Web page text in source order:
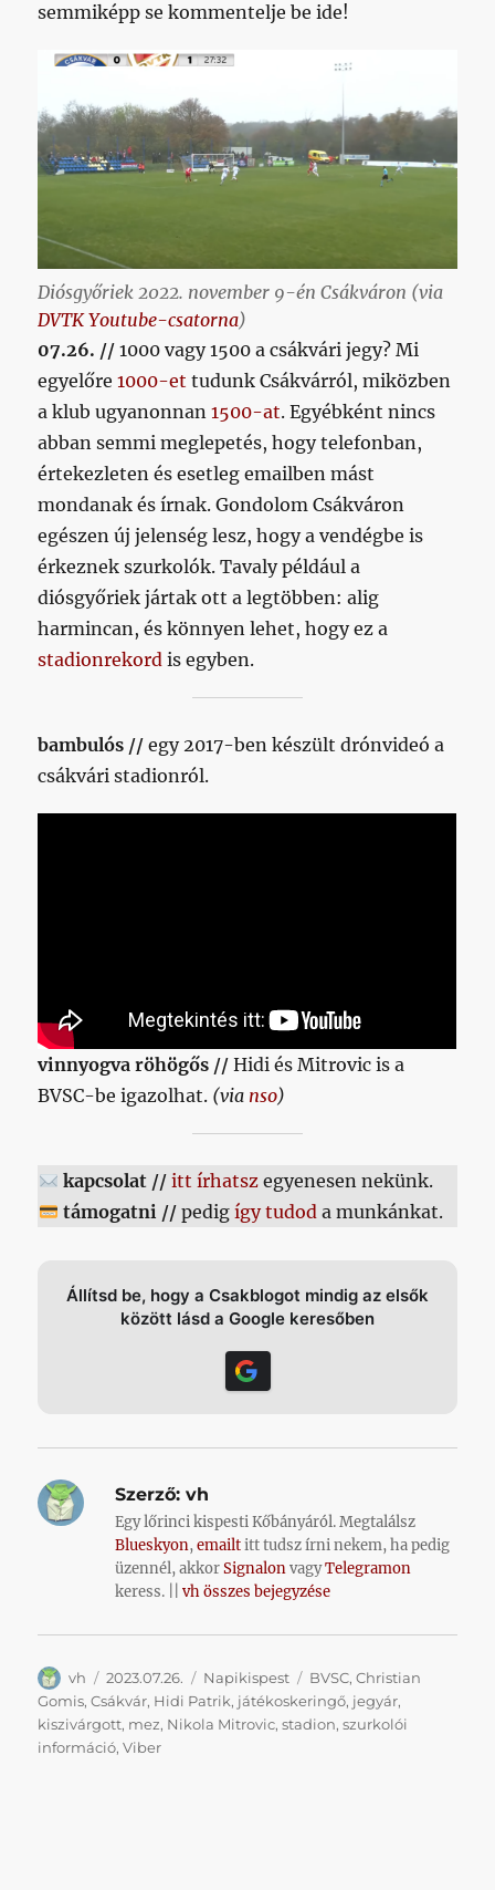
semmiképp se kommentelje be ide!
Diósgyőriek 2022. november 9-én Csákváron (via
DVTK Youtube-csatorna)
07.26. // 1000 vagy 1500 a csákvári jegy? Mi
egyelőre1000-et tudunk Csákvárról, miközben
a klub ugyanonnan1500-at. Egyébként nincs
abban semmi meglepetés, hogy telefonban,
értekezleten és esetleg emailben mást
mondanak és írnak. Gondolom Csákváron
egészen új jelenség lesz, hogy a vendégbe is
érkeznek szurkolók. Tavaly például a
diósgyőriek jártak ott a legtöbben: alig
harmincan, és könnyen lehet, hogy ez a
stadionrekord is egyben.
bambulós // egy 2017-ben készült drónvideó a
csákvári stadionról.
vinnyogva röhögős // Hidi és Mitrovic is a
BVSC-be igazolhat. (via nso)
kapcsolat // itt írhatszegyenesen nekünk.
támogatni //pedig így tudoda munkánkat.
Állítsd be, hogy a Csakblogot mindig az elsők
között lásd a Google keresőben
Szerző: vh
Egy lőrinci kispesti Kőbányáról. Megtalálsz
Blueskyon,emailtitt tudsz írni nekem, ha pedig
üzennél, akkorSignalonvagyTelegramon
keress. ||vh összes bejegyzése
Szerző
vh Közzétéve
2023.07.26. Kategória
Napikispest Címke
BVSC,Christian
Gomis,Csákvár, Hidi Patrik, játékoskeringő, jegyár,
kiszivárgott, mez, Nikola Mitrovic,stadion,szurkolói
információ,Viber